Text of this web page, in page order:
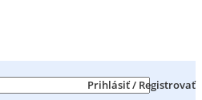
Prihlásiť / Registrovať